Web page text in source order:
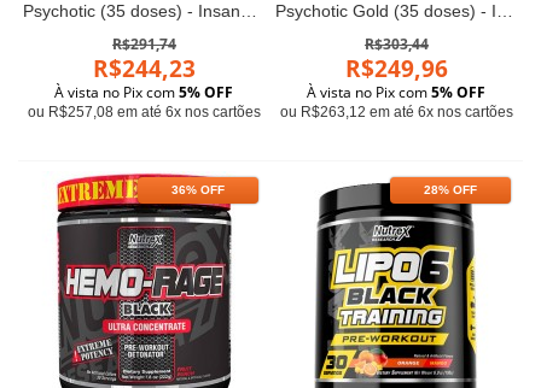
Psychotic (35 doses) - Insane Labz
R$291,74
R$244,23
À vista no Pix com5% OFF
ou R$257,08 em até 6x nos cartões
Psychotic Gold (35 doses) - Insane Labz
R$303,44
R$249,96
À vista no Pix com5% OFF
ou R$263,12 em até 6x nos cartões
36% OFF 28% OFF